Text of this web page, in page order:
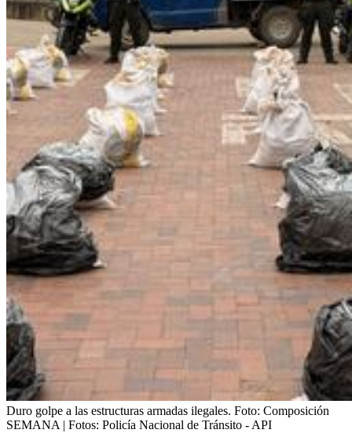
Duro golpe a las estructuras armadas ilegales. Foto: Composición
SEMANA | Fotos: Policía Nacional de Tránsito - API